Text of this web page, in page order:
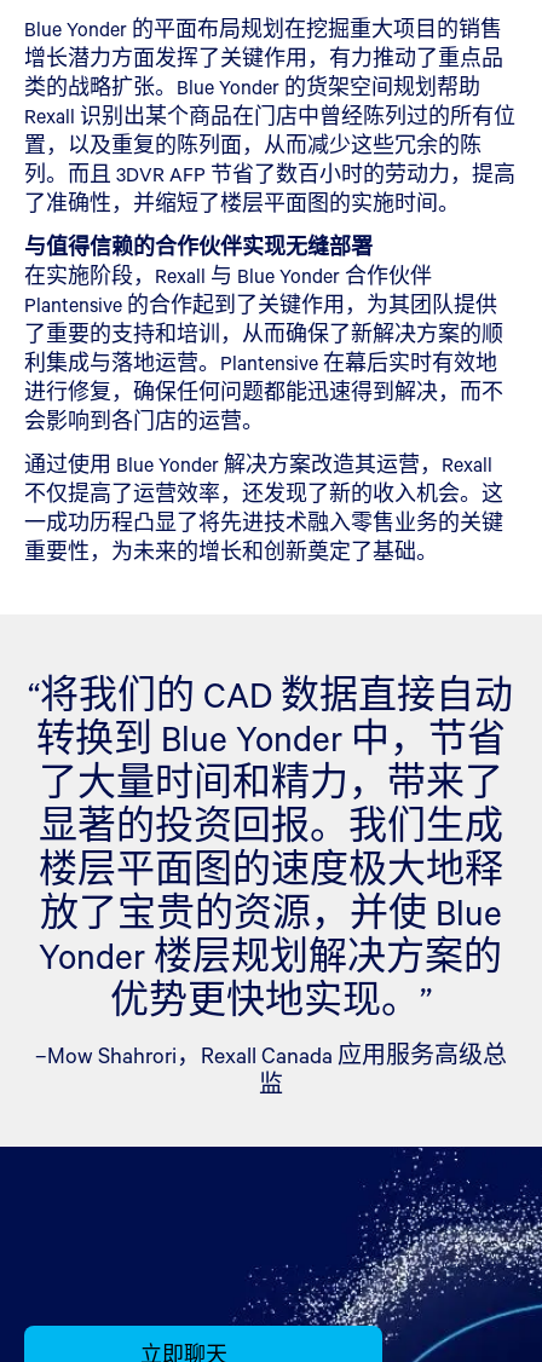
Blue Yonder 的平面布局规划在挖掘重大项目的销售
增长潜力方面发挥了关键作用，有力推动了重点品
类的战略扩张。Blue Yonder 的货架空间规划帮助
Rexall 识别出某个商品在门店中曾经陈列过的所有位
置，以及重复的陈列面，从而减少这些冗余的陈
列。而且 3DVR AFP 节省了数百小时的劳动力，提高
了准确性，并缩短了楼层平面图的实施时间。
与值得信赖的合作伙伴实现无缝部署
在实施阶段，Rexall 与 Blue Yonder 合作伙伴
Plantensive 的合作起到了关键作用，为其团队提供
了重要的支持和培训，从而确保了新解决方案的顺
利集成与落地运营。Plantensive 在幕后实时有效地
进行修复，确保任何问题都能迅速得到解决，而不
会影响到各门店的运营。
通过使用 Blue Yonder 解决方案改造其运营，Rexall
不仅提高了运营效率，还发现了新的收入机会。这
一成功历程凸显了将先进技术融入零售业务的关键
重要性，为未来的增长和创新奠定了基础。
“将我们的 CAD 数据直接自动
转换到 Blue Yonder 中，节省
了大量时间和精力，带来了
显著的投资回报。我们生成
楼层平面图的速度极大地释
放了宝贵的资源，并使 Blue
Yonder 楼层规划解决方案的
优势更快地实现。”
–Mow Shahrori，Rexall Canada 应用服务高级总
监
立即聊天